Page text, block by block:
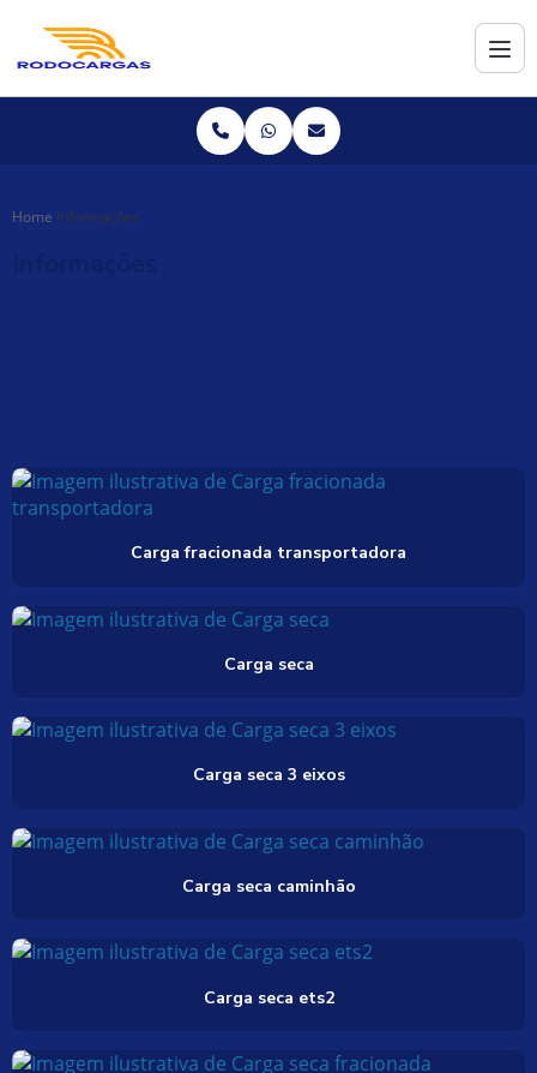
Home Informações
Carga fracionada transportadora
Carga seca
Carga seca 3 eixos
Carga seca caminhão
Carga seca ets2